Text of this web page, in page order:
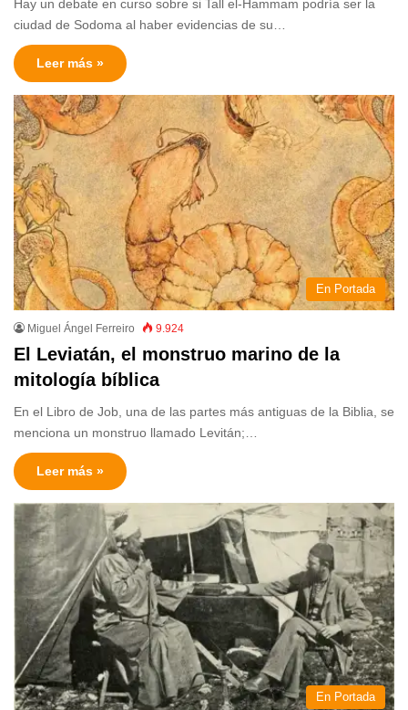
Hay un debate en curso sobre si Tall el-Hammam podría ser la
ciudad de Sodoma al haber evidencias de su…
Leer más »
En Portada
Miguel Ángel Ferreiro 9.924
El Leviatán, el monstruo marino de la
mitología bíblica
En el Libro de Job, una de las partes más antiguas de la Biblia, se
menciona un monstruo llamado Levitán;…
Leer más »
En Portada